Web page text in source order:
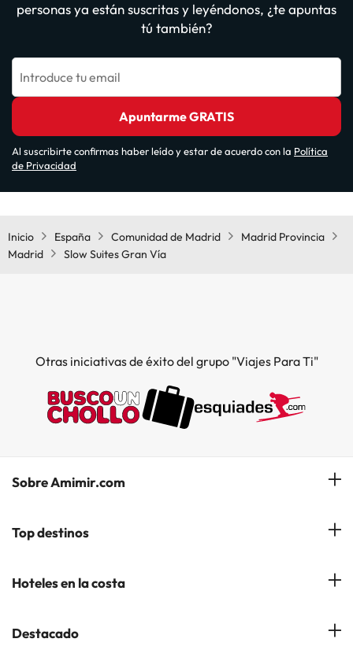
personas ya están suscritas y leyéndonos, ¿te apuntas
tú también?
Introduce tu email
Apuntarme GRATIS
Al suscribirte confirmas haber leído y estar de acuerdo con la Política
de Privacidad
Inicio España Comunidad de Madrid
Madrid Provincia
Madrid
Slow Suites Gran Vía
Otras iniciativas de éxito del grupo "Viajes Para Ti"
Sobre Amimir.com
¿Quiénes somos?
Gestionar mi reserva
Top destinos
Hoteles en Salou
Hoteles en Andorra la Vella
Hoteles en la costa
Hoteles en la Costa Azahar
Destacado